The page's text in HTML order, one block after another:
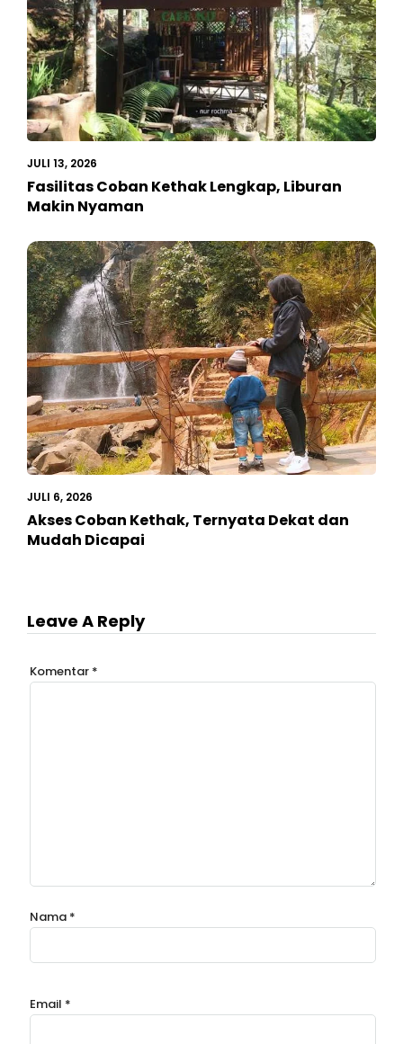
JULI 13, 2026
Fasilitas Coban Kethak Lengkap, Liburan
Makin Nyaman
JULI 6, 2026
Akses Coban Kethak, Ternyata Dekat dan
Mudah Dicapai
Leave A Reply
Komentar *
Nama *
Email *